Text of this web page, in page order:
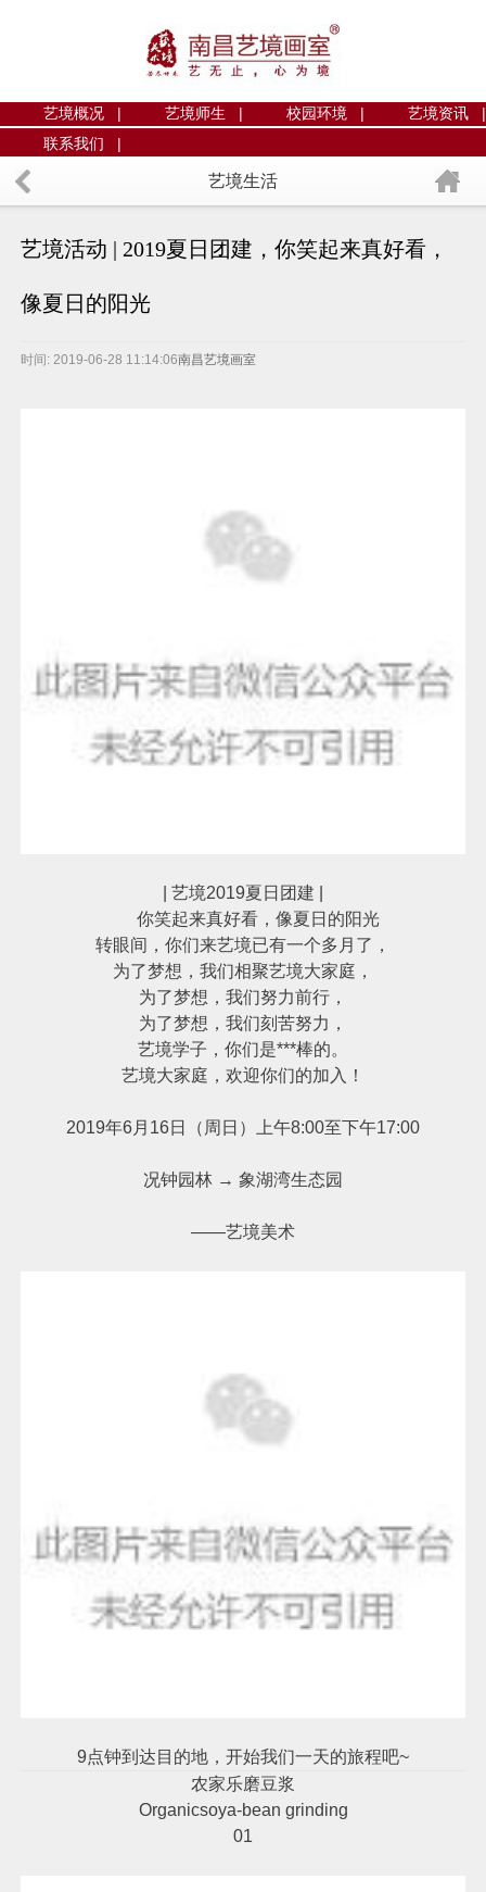
艺境概况 | 艺境师生 | 校园环境 |
艺境资讯 |
联系我们 |
艺境生活
艺境活动 | 2019夏日团建，你笑起来真好看，
像夏日的阳光
时间: 2019-06-28 11:14:06南昌艺境画室
| 艺境2019夏日团建 |
你笑起来真好看，像夏日的阳光
转眼间，你们来艺境已有一个多月了，
为了梦想，我们相聚艺境大家庭，
为了梦想，我们努力前行，
为了梦想，我们刻苦努力，
艺境学子，你们是***棒的。
艺境大家庭，欢迎你们的加入！
2019年6月16日（周日）上午8:00至下午17:00
况钟园林 → 象湖湾生态园
——艺境美术
9点钟到达目的地，开始我们一天的旅程吧~
农家乐磨豆浆
Organicsoya-bean grinding
01